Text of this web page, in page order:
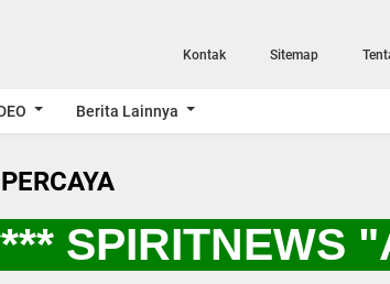
Kontak Sitemap
Berita Lainnya
SPIRITNEWS